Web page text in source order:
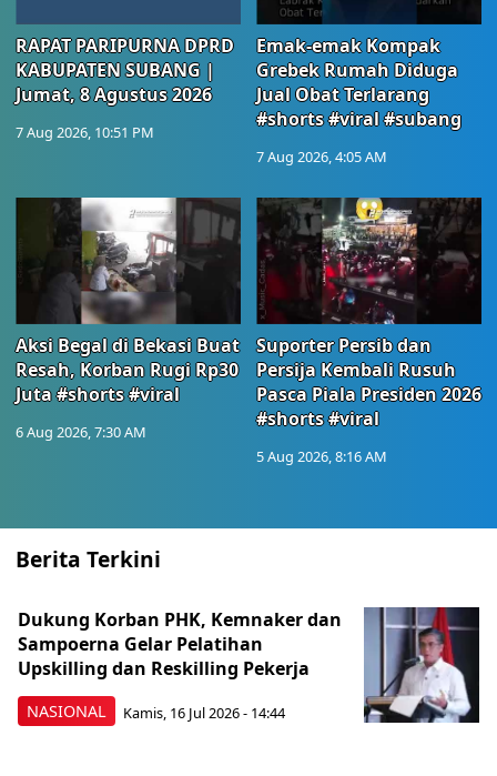
RAPAT PARIPURNA DPRD
KABUPATEN SUBANG |
Jumat, 8 Agustus 2026
7 Aug 2026, 10:51 PM
Emak-emak Kompak
Grebek Rumah Diduga
Jual Obat Terlarang
#shorts #viral #subang
7 Aug 2026, 4:05 AM
Aksi Begal di Bekasi Buat
Resah, Korban Rugi Rp30
Juta #shorts #viral
6 Aug 2026, 7:30 AM
Suporter Persib dan
Persija Kembali Rusuh
Pasca Piala Presiden 2026
#shorts #viral
5 Aug 2026, 8:16 AM
Berita Terkini
NASIONAL
Dukung Korban PHK, Kemnaker dan
Sampoerna Gelar Pelatihan
Upskilling dan Reskilling Pekerja
Kamis, 16 Jul 2026 - 14:44